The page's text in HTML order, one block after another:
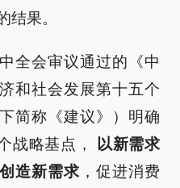
结果。
全会审议通过的《中
和社会发展第十五个
简称《建议》）明确
战略基点，
以新需求
造新需求 ，促进消费